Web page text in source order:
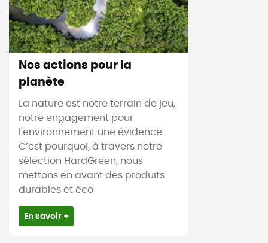
Nos actions pour la
planète
La nature est notre terrain de jeu,
notre engagement pour
l'environnement une évidence.
C’est pourquoi, à travers notre
sélection HardGreen, nous
mettons en avant des produits
durables et éco
En savoir +